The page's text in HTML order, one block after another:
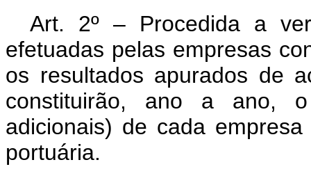
Art. 2º – Procedida a
efetuadas pelas empresas
os resultados apurados de
constituirão, ano a ano,
adicionais) de cada
portuária.